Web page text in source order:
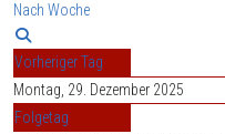
Nach Woche
Vorheriger Tag
Montag, 29. Dezember 2025
Folgetag